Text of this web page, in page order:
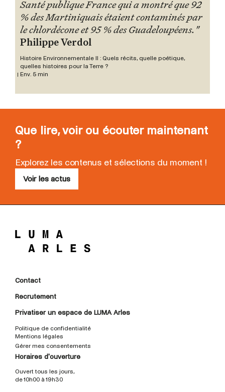
Santé publique France qui a montré que 92
% des Martiniquais étaient contaminés par
le chlordécone et 95 % des Guadeloupéens."
Philippe Verdol
Histoire Environnementale II : Quels récits, quelle poétique,
quelles histoires pour la Terre ?
Env. 5 min
Que lire, voir ou écouter maintenant
?
Explorez les contenus et sélections du moment !
Voir les actus
Contact
Recrutement
Privatiser un espace de LUMA Arles
Politique de confidentialité
Mentions légales
Gérer mes consentements
Horaires d'ouverture
Ouvert tous les jours,
de 10h00 à 19h30